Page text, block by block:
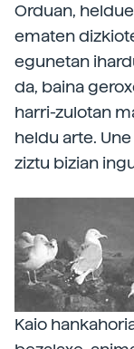
Orduan,
ematen
egunetan
da, baina
harri-zulotan
heldu arte.
ziztu bizian
Kaio